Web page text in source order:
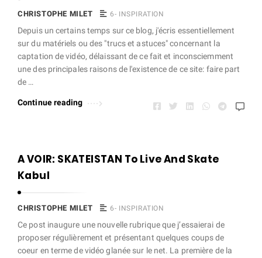
CHRISTOPHE MILET 6- INSPIRATION
Depuis un certains temps sur ce blog, j'écris essentiellement
sur du matériels ou des "trucs et astuces" concernant la
captation de vidéo, délaissant de ce fait et inconsciemment
une des principales raisons de l'existence de ce site: faire part
de …
Continue reading
A VOIR: SKATEISTAN To Live And Skate
Kabul
CHRISTOPHE MILET 6- INSPIRATION
Ce post inaugure une nouvelle rubrique que j’essaierai de
proposer régulièrement et présentant quelques coups de
coeur en terme de vidéo glanée sur le net. La première de la